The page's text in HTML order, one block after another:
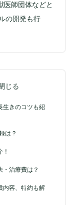
医師団体などと
の開発も行
じる
生きのコツも紹
は？
・治療費は？
内容、特約も解